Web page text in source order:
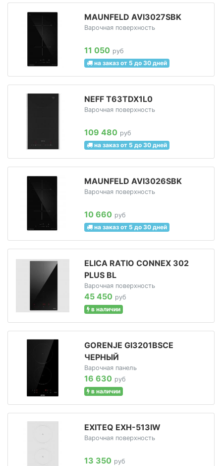
MAUNFELD AVI3027SBK
Варочная поверхность
11 050 руб
на заказ от 5 до 30 дней
NEFF T63TDX1L0
Варочная поверхность
109 480 руб
на заказ от 5 до 30 дней
MAUNFELD AVI3026SBK
Варочная поверхность
10 660 руб
на заказ от 5 до 30 дней
ELICA RATIO CONNEX 302
PLUS BL
Варочная поверхность
45 450 руб
в наличии
GORENJE GI3201BSCE
ЧЕРНЫЙ
Варочная панель
16 630 руб
в наличии
EXITEQ EXH-513IW
Варочная поверхность
13 350 руб